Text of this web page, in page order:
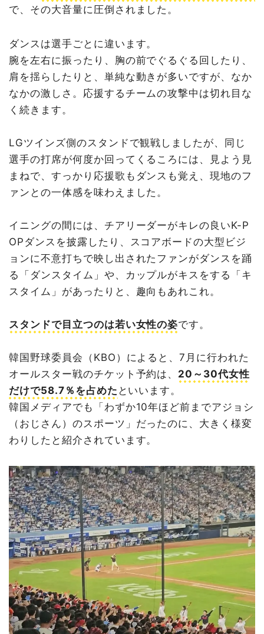
で、その大音量に圧倒されました。
ダンスは選手ごとに違います。
腕を左右に振ったり、胸の前でぐるぐる回したり、
肩を揺らしたりと、単純な動きが多いですが、なか
なかの激しさ。応援するチームの攻撃中は切れ目な
く続きます。
LGツインズ側のスタンドで観戦しましたが、同じ
選手の打席が何度か回ってくるころには、見よう見
まねで、すっかり応援歌もダンスも覚え、現地のフ
ァンとの一体感を味わえました。
イニングの間には、チアリーダーがキレの良いK-P
OPダンスを披露したり、スコアボードの大型ビジ
ョンに不意打ちで映し出されたファンがダンスを踊
る「ダンスタイム」や、カップルがキスをする「キ
スタイム」があったりと、趣向もあれこれ。
スタンドで目立つのは若い女性の姿です。
韓国野球委員会（KBO）によると、7月に行われた
オールスター戦のチケット予約は、 20～30代女性
だけで58.7％を占めた といいます。
韓国メディアでも「わずか10年ほど前までアジョシ
（おじさん）のスポーツ」だったのに、大きく様変
わりしたと紹介されています。